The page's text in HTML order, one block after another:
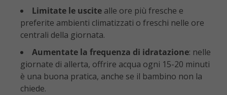
Limitate le uscite alle ore più fresche e
preferite ambienti climatizzati o freschi nelle ore
centrali della giornata.
Aumentate la frequenza di idratazione: nelle
giornate di allerta, offrire acqua ogni 15-20 minuti
è una buona pratica, anche se il bambino non la
chiede.